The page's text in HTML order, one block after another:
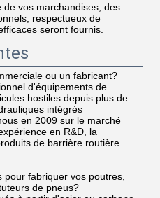
de vos marchandises, des
respectueux de
seront fournis.
ou un fabricant?
d'équipements de
hostiles depuis plus de
intégrés
en 2009 sur le marché
en R&D, la
de barrière routière.
fabriquer vos poutres,
de pneus?